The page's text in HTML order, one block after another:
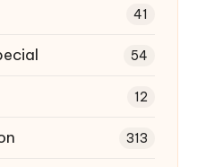
41
54
12
313